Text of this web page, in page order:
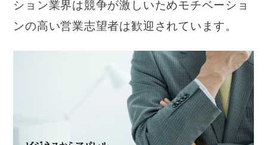
ション業界は競争が激しいためモチベーショ
ンの高い営業志望者は歓迎されています。